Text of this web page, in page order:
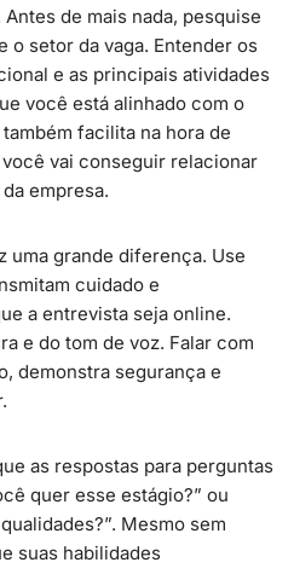
de mais nada, pesquise
o setor da vaga. Entender os
e as principais atividades
você está alinhado com o
facilita na hora de
vai conseguir relacionar
empresa.
uma grande diferença. Use
cuidado e
a entrevista seja online.
e do tom de voz. Falar com
demonstra segurança e
as respostas para perguntas
quer esse estágio?” ou
Mesmo sem
suas habilidades